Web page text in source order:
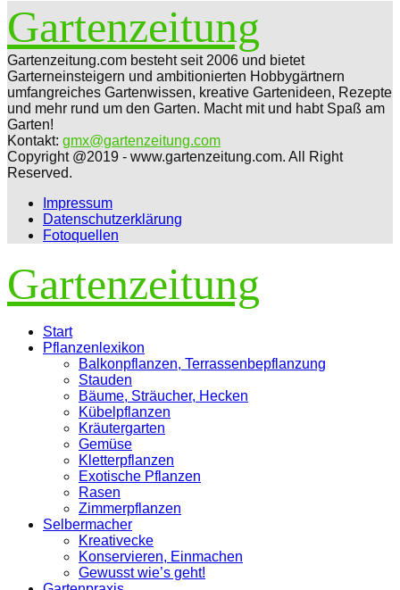
Gartenzeitung
Gartenzeitung.com besteht seit 2006 und bietet
Garterneinsteigern und ambitionierten Hobbygärtnern
umfangreiches Gartenwissen, kreative Gartenideen, Rezepte
und mehr rund um den Garten. Macht mit und habt Spaß am
Garten!
Kontakt: gmx@gartenzeitung.com
Copyright @2019 - www.gartenzeitung.com. All Right
Reserved.
Impressum
Datenschutzerklärung
Fotoquellen
Gartenzeitung
Start
Pflanzenlexikon
Balkonpflanzen, Terrassenbepflanzung
Stauden
Bäume, Sträucher, Hecken
Kübelpflanzen
Kräutergarten
Gemüse
Kletterpflanzen
Exotische Pflanzen
Rasen
Zimmerpflanzen
Selbermacher
Kreativecke
Konservieren, Einmachen
Gewusst wie’s geht!